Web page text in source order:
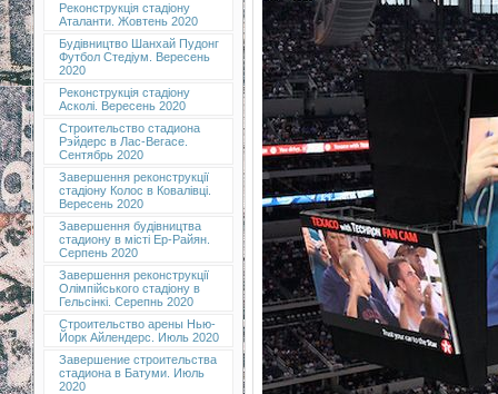
Реконструкція стадіону
Аталанти. Жовтень 2020
Будівництво Шанхай Пудонг
Футбол Стедіум. Вересень
2020
Реконструкція стадіону
Асколі. Вересень 2020
Строительство стадиона
Рэйдерс в Лас-Вегасе.
Сентябрь 2020
Завершення реконструкції
стадіону Колос в Ковалівці.
Вересень 2020
Завершення будівництва
стадиону в місті Ер-Райян.
Серпень 2020
Завершення реконструкції
Олімпійського стадіону в
Гельсінкі. Серепнь 2020
Строительство арены Нью-
Йорк Айлендерс. Июль 2020
Завершение строительства
стадиона в Батуми. Июль
2020